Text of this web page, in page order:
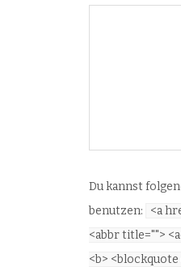
Du kannst
benutzen:
<a
<abbr title="">
<b>